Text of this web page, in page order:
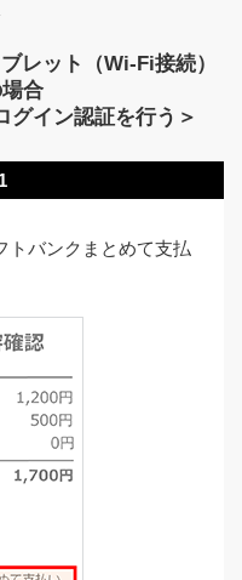
レット（Wi-Fi接続）
合
グイン認証を行う＞
トバンクまとめて支払